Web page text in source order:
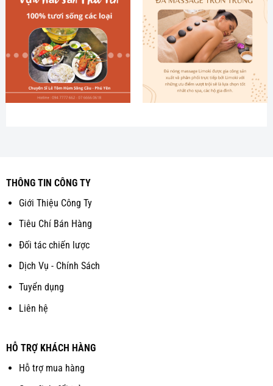
THÔNG TIN CÔNG TY
Giới Thiệu Công Ty
Tiêu Chí Bán Hàng
Đối tác chiến lược
Dịch Vụ - Chính Sách
Tuyển dụng
Liên hệ
HỖ TRỢ KHÁCH HÀNG
Hỗ trợ mua hàng